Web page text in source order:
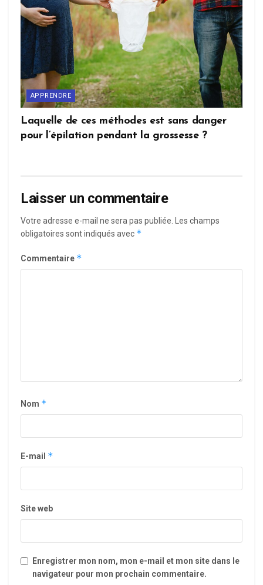
APPRENDRE
Laquelle de ces méthodes est sans danger
pour l’épilation pendant la grossesse ?
Laisser un commentaire
Votre adresse e-mail ne sera pas publiée. Les champs
obligatoires sont indiqués avec *
Commentaire *
Nom *
E-mail *
Site web
Enregistrer mon nom, mon e-mail et mon site dans le
navigateur pour mon prochain commentaire.